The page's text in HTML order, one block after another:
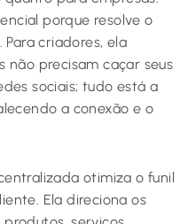
porque resolve o
criadores, ela
não precisam caçar seus
sociais; tudo está a
a conexão e o
otimiza o funil
Ela direciona os